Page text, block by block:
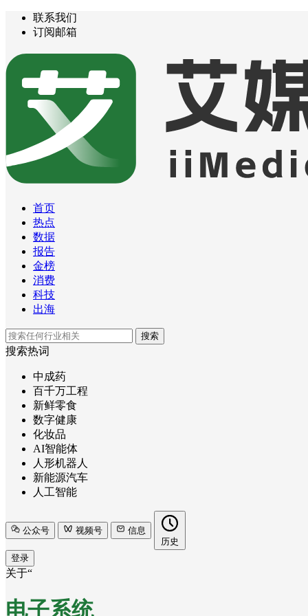
联系我们
订阅邮箱
首页
热点
数据
报告
金榜
消费
科技
出海
搜索
搜索热词
中成药
百千万工程
新鲜零食
数字健康
化妆品
AI智能体
人形机器人
新能源汽车
人工智能
公众号 视频号
信息
历史
登录
关于“
电子系统